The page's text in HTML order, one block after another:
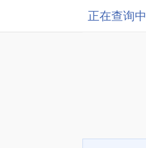
正在查询中